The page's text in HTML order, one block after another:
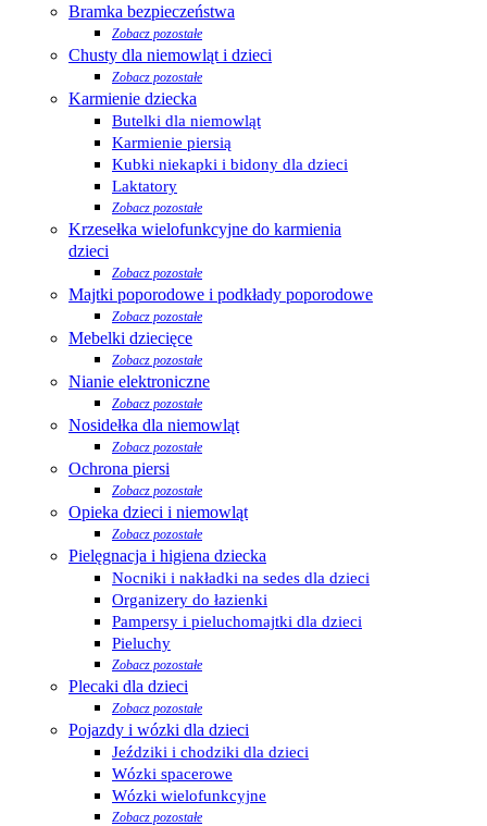
Bramka bezpieczeństwa
Zobacz pozostałe
Chusty dla niemowląt i dzieci
Zobacz pozostałe
Karmienie dziecka
Butelki dla niemowląt
Karmienie piersią
Kubki niekapki i bidony dla dzieci
Laktatory
Zobacz pozostałe
Krzesełka wielofunkcyjne do karmienia
dzieci
Zobacz pozostałe
Majtki poporodowe i podkłady poporodowe
Zobacz pozostałe
Mebelki dziecięce
Zobacz pozostałe
Nianie elektroniczne
Zobacz pozostałe
Nosidełka dla niemowląt
Zobacz pozostałe
Ochrona piersi
Zobacz pozostałe
Opieka dzieci i niemowląt
Zobacz pozostałe
Pielęgnacja i higiena dziecka
Nocniki i nakładki na sedes dla dzieci
Organizery do łazienki
Pampersy i pieluchomajtki dla dzieci
Pieluchy
Zobacz pozostałe
Plecaki dla dzieci
Zobacz pozostałe
Pojazdy i wózki dla dzieci
Jeździki i chodziki dla dzieci
Wózki spacerowe
Wózki wielofunkcyjne
Zobacz pozostałe